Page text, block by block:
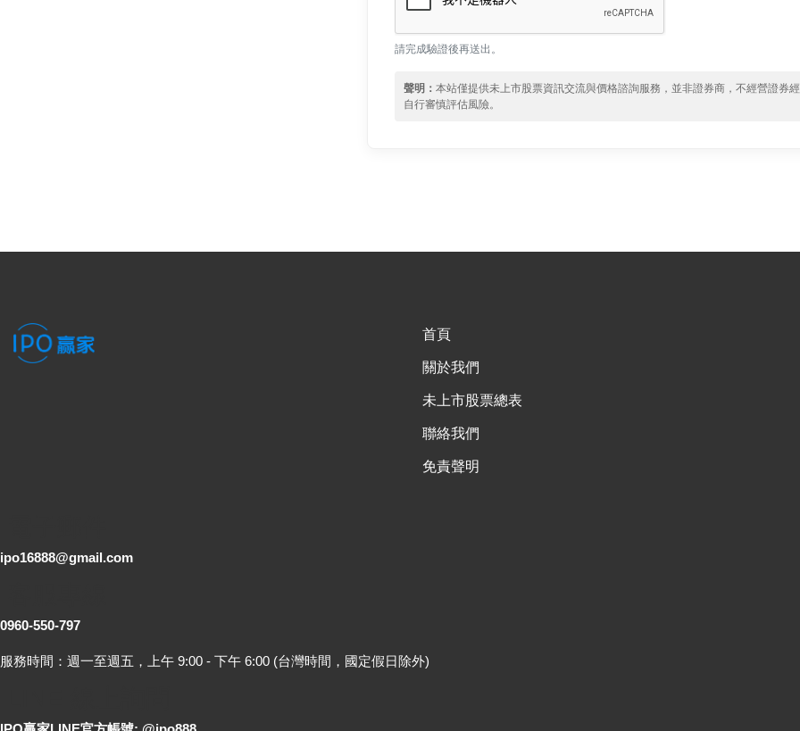
請完成驗證後再送出。
聲明：本站僅提供未上市股票資訊交流與價格諮詢服務，並非證券商，不經營證券
自行審慎評估風險。
首頁
關於我們
未上市股票總表
聯絡我們
免責聲明
ipo16888@gmail.com
0960-550-797
服務時間：週一至週五，上午 9:00 - 下午 6:00 (台灣時間，國定假日除外)